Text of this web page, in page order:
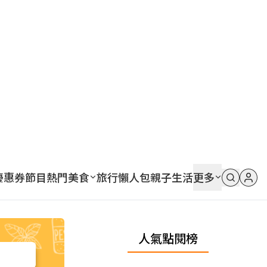
惠券節目熱門美食 旅行懶人包親子生活更多
人氣點閱榜